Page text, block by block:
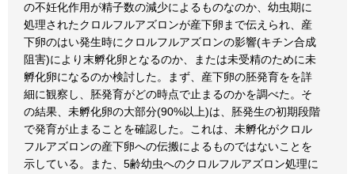
の不妊化作用が精子数の減少によるものなのか、幼虫期に
処理されたクロルフルアズロンが産下卵まで伝えられ、産
下卵のはい発生時にクロルフルアズロンの影響(キチン合成
阻害)により末孵化卵となるのか、または未受精のために未
孵化卵になるのか検討した。まず、産下卵の胚発育をを詳
細に観察し、胚発育がどの時点で止まるのかを調べた。そ
の結果、未孵化卵の大部分(90%以上)は、胚発生の初期段階
で発育が止まることを確認した。これは、未孵化がクロル
フルアズロンの産下卵への伝搬によるものではないことを
示している。また、5齢幼虫へのクロルフルアズロン処理に